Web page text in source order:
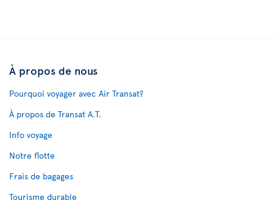
À propos de nous
Pourquoi voyager avec Air Transat?
À propos de Transat A.T.
Info voyage
Notre flotte
Frais de bagages
Tourisme durable